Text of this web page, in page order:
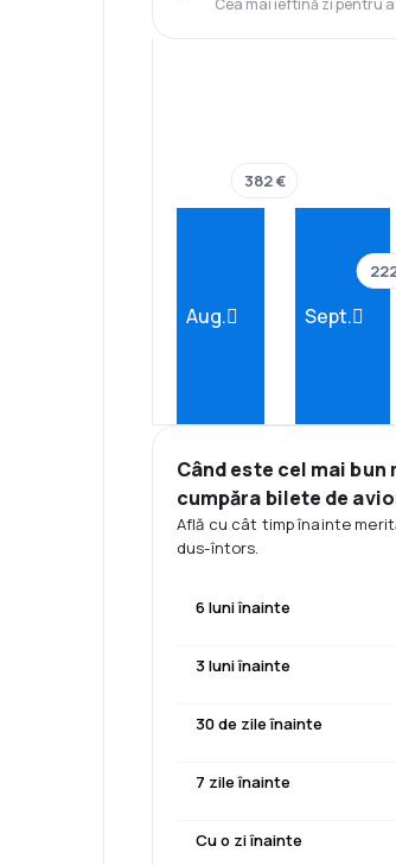
Cea mai ieftină zi pentru
Aug.
382 €
Sept.
Când este cel mai
cumpăra bilete de
Află cu cât timp înainte
dus-întors.
6 luni înainte
3 luni înainte
30 de zile înainte
7 zile înainte
Cu o zi înainte